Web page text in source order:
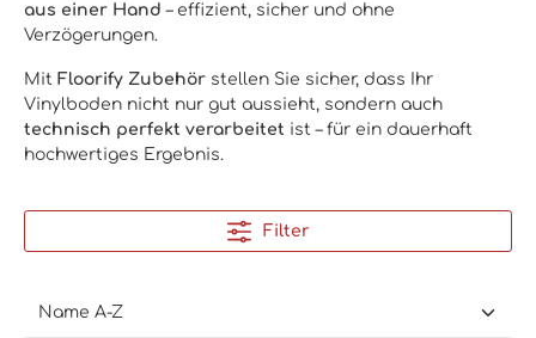
aus einer Hand – effizient, sicher und ohne
Verzögerungen.
Mit Floorify Zubehör stellen Sie sicher, dass Ihr
Vinylboden nicht nur gut aussieht, sondern auch
technisch perfekt verarbeitet ist – für ein dauerhaft
hochwertiges Ergebnis.
Filter